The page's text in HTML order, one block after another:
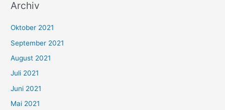
c
n
n
a
c
h
Archiv
Oktober 2021
September 2021
August 2021
Juli 2021
Juni 2021
Mai 2021